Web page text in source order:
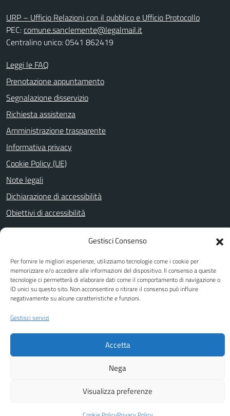
Gestisci Consenso
Per fornire le migliori esperienze, utilizziamo tecnologie come i cookie per
memorizzare e/o accedere alle informazioni del dispositivo. Il consenso a queste
tecnologie ci permetterà di elaborare dati come il comportamento di navigazione o
ID unici su questo sito. Non acconsentire o ritirare il consenso può influire
negativamente su alcune caratteristiche e funzioni.
Gestisci servizi
Accetta
Nega
Visualizza preferenze
URP – Ufficio Relazioni con il pubblico e Ufficio Protocollo
PEC:comune.sanclemente@legalmail.it
Centralino unico: 0541 862419
Leggi le FAQ
Prenotazione appuntamento
Segnalazione disservizio
Richiesta assistenza
Amministrazione trasparente
Informativa privacy
Cookie Policy (UE)
Note legali
Dichiarazione di accessibilità
Obiettivi di accessibilità
FacebookYoutube
Attuazione Misure PNRR
Piano di miglioramento del sito